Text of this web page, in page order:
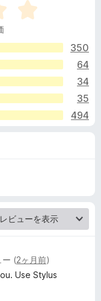
350
64
34
35
494
ー (2ヶ月前)
Use Stylus